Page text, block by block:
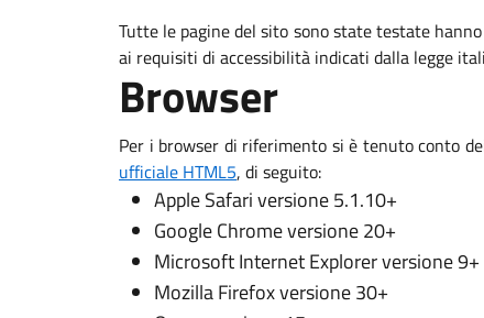
Tutte le pagine del sito sono state testate
ai requisiti di accessibilità indicati dalla legge
Browser
Per i browser di riferimento si è tenuto conto
ufficiale HTML5, di seguito:
Apple Safari versione 5.1.10+
Google Chrome versione 20+
Microsoft Internet Explorer versione 9+
Mozilla Firefox versione 30+